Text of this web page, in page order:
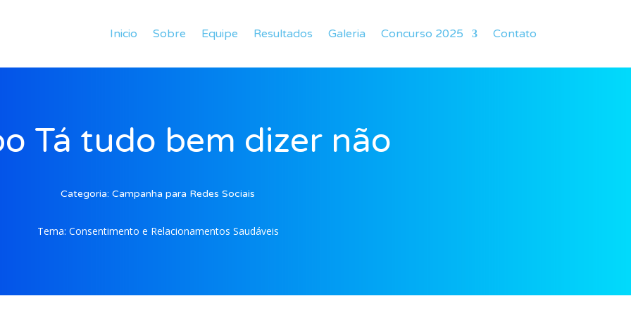
Inicio Sobre Equipe Resultados Galeria Concurso 2025 Contato
Tá tudo bem dizer não
Categoria: Campanha para Redes Sociais
Tema: Consentimento e Relacionamentos Saudáveis